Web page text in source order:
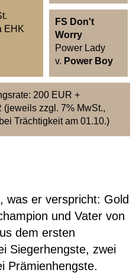
EHK
FS Don't
Worry
Power Lady
v. Power Boy
200 EUR +
(jeweils zzgl. 7% MwSt.,
Trächtigkeit am 01.10.)
was er verspricht: Gold
und Vater von
dem ersten
Siegerhengste, zwei
Prämienhengste.